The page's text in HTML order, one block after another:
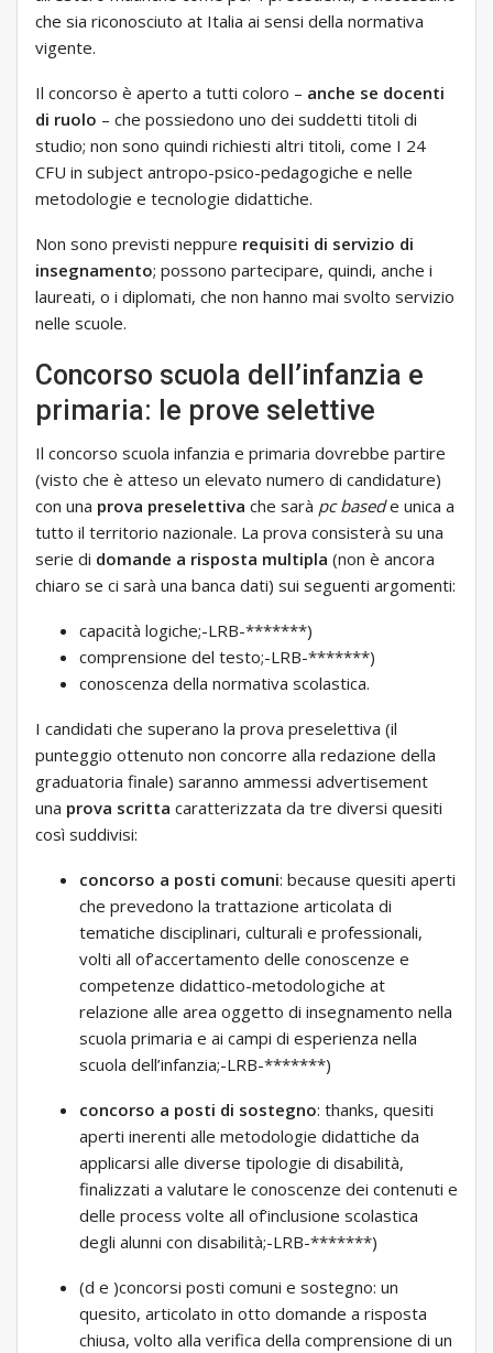
che sia riconosciuto at Italia ai sensi della normativa
vigente.
Il concorso è aperto a tutti coloro – anche se docenti
di ruolo – che possiedono uno dei suddetti titoli di
studio; non sono quindi richiesti altri titoli, come I 24
CFU in subject antropo-psico-pedagogiche e nelle
metodologie e tecnologie didattiche.
Non sono previsti neppure requisiti di servizio di
insegnamento; possono partecipare, quindi, anche i
laureati, o i diplomati, che non hanno mai svolto servizio
nelle scuole.
Concorso scuola dell’infanzia e
primaria: le prove selettive
Il concorso scuola infanzia e primaria dovrebbe partire
(visto che è atteso un elevato numero di candidature)
con una prova preselettiva che sarà pc basede unica a
tutto il territorio nazionale. La prova consisterà su una
serie di domande a risposta multipla (non è ancora
chiaro se ci sarà una banca dati) sui seguenti argomenti:
capacità logiche;-LRB-*******)
comprensione del testo;-LRB-*******)
conoscenza della normativa scolastica.
I candidati che superano la prova preselettiva (il
punteggio ottenuto non concorre alla redazione della
graduatoria finale) saranno ammessi advertisement
una prova scritta caratterizzata da tre diversi quesiti
così suddivisi:
concorso a posti comuni: because quesiti aperti
che prevedono la trattazione articolata di
tematiche disciplinari, culturali e professionali,
volti all of’accertamento delle conoscenze e
competenze didattico-metodologiche at
relazione alle area oggetto di insegnamento nella
scuola primaria e ai campi di esperienza nella
scuola dell’infanzia;-LRB-*******)
concorso a posti di sostegno: thanks, quesiti
aperti inerenti alle metodologie didattiche da
applicarsi alle diverse tipologie di disabilità,
finalizzati a valutare le conoscenze dei contenuti e
delle process volte all of’inclusione scolastica
degli alunni con disabilità;-LRB-*******)
(d e )concorsi posti comuni e sostegno: un
quesito, articolato in otto domande a risposta
chiusa, volto alla verifica della comprensione di un